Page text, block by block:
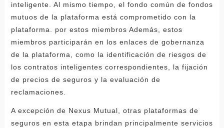
inteligente. Al mismo tiempo, el fondo común de fondos
mutuos de la plataforma está comprometido con la
plataforma. por estos miembros Además, estos
miembros participarán en los enlaces de gobernanza
de la plataforma, como la identificación de riesgos de
los contratos inteligentes correspondientes, la fijación
de precios de seguros y la evaluación de
reclamaciones.
A excepción de Nexus Mutual, otras plataformas de
seguros en esta etapa brindan principalmente servicios